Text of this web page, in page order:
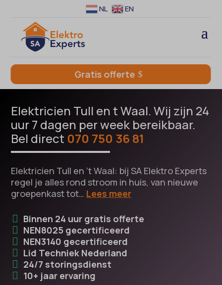
NL EN
Gratis offerte
Elektricien Tull en t Waal. Wij zijn 24
uur 7 dagen per week bereikbaar.
Bel direct 070 750 36 81
Elektricien Tull en ’t Waal: bij SA Elektro Experts
regel je alles rond stroom in huis, van nieuwe
groepenkast tot… Lees meer
Binnen 24 uur gratis offerte
NEN8025 gecertificeerd
NEN3140 gecertificeerd
Lid Techniek Nederland
24/7 storingsdienst
10+ jaar ervaring